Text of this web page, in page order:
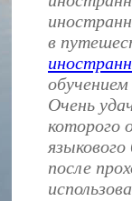
в
Очень
которого
после